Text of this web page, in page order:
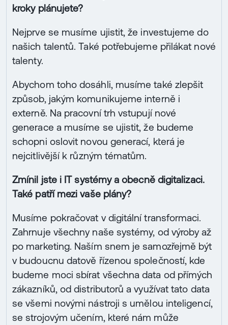
kroky plánujete?
Nejprve se musíme ujistit, že investujeme do
našich talentů. Také potřebujeme přilákat nové
talenty.
Abychom toho dosáhli, musíme také zlepšit
způsob, jakým komunikujeme interně i
externě. Na pracovní trh vstupují nové
generace a musíme se ujistit, že budeme
schopni oslovit novou generací, která je
nejcitlivější k různým tématům.
Zmínil jste i IT systémy a obecně digitalizaci.
Také patří mezi vaše plány?
Musíme pokračovat v digitální transformaci.
Zahrnuje všechny naše systémy, od výroby až
po marketing. Naším snem je samozřejmě být
v budoucnu datově řízenou společností, kde
budeme moci sbírat všechna data od přímých
zákazníků, od distributorů a využívat tato data
se všemi novými nástroji s umělou inteligencí,
se strojovým učením, které nám může